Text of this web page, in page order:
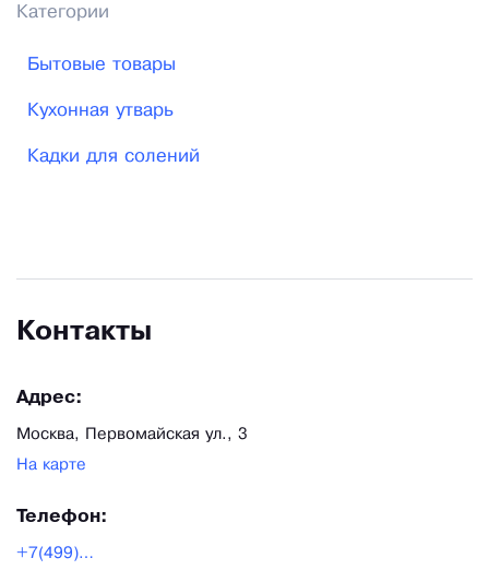
Во-вторых, богатство предлагаемого
пластиковая тара, которая выполняется из
различных материалов, а также в различных
упаковки в этом случае будет значительно ниже
поставщика, отлаженной логистики и оптовых
Категории
Бытовые товары
Кухонная утварь
Кадки для солений
Контакты
Адрес:
Москва, Первомайская ул., 3
На карте
Телефон:
+7(499)444-90-56